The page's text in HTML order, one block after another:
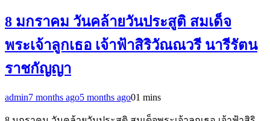
8 มกราคม วันคล้ายวันประสูติ สมเด็จ
พระเจ้าลูกเธอ เจ้าฟ้าสิริวัณณวรี นารีรัตน
ราชกัญญา
admin7 months ago5 months ago01 mins